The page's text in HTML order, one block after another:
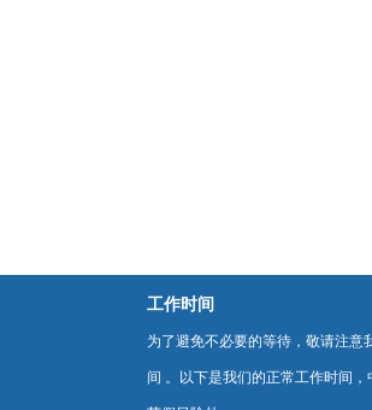
工作时间
为了避免不必要的等待，敬请注意
间 。以下是我们的正常工作时间，